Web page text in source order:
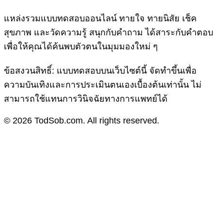
แหล่งรวมแบบทดสอบออนไลน์ ทายใจ ทายนิสัย เช็ค
สุขภาพ และวัดความรู้ สนุกกับคำถาม ได้สาระกับคำตอบ
เพื่อให้คุณได้ค้นพบตัวตนในมุมมองใหม่ ๆ
ข้อสงวนสิทธิ์: แบบทดสอบบนเว็บไซต์นี้ จัดทำขึ้นเพื่อ
ความบันเทิงและการประเมินตนเองเบื้องต้นเท่านั้น ไม่
สามารถใช้แทนการวินิจฉัยทางการแพทย์ได้
© 2026 TodSob.com. All rights reserved.